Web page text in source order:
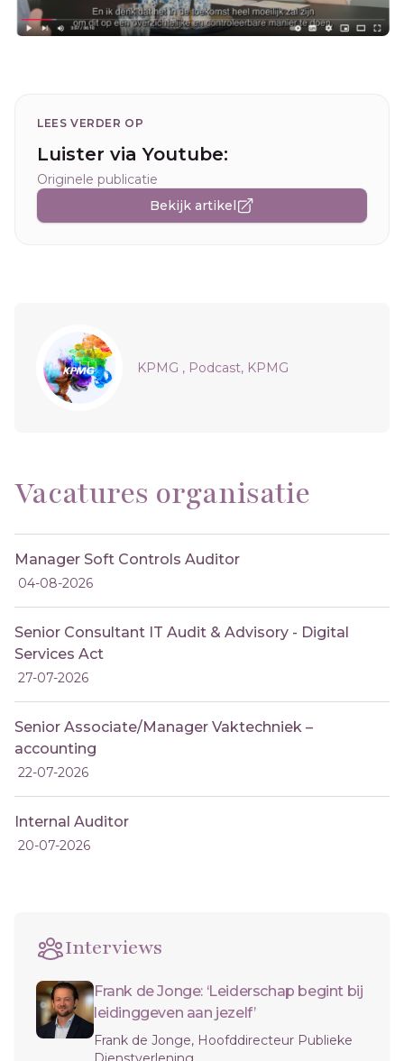
LEES VERDER OP
Luister via Youtube:
Originele publicatie
Bekijk artikel
Sidebar
KPMG , Podcast, KPMG
Vacatures organisatie
Manager Soft Controls Auditor
04-08-2026
Senior Consultant IT Audit & Advisory - Digital
Services Act
27-07-2026
Senior Associate/Manager Vaktechniek –
accounting
22-07-2026
Internal Auditor
20-07-2026
Interviews
Frank de Jonge: ‘Leiderschap begint bij
leidinggeven aan jezelf’
Frank de Jonge, Hoofddirecteur Publieke